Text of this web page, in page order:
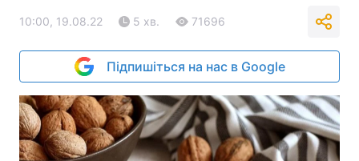
10:00, 19.08.22 5 хв. 71696
Підпишіться на нас в Google